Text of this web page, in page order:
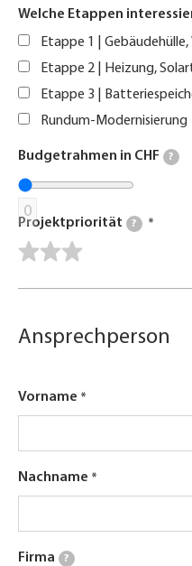
Welche Etappen
Etappe 1 |
Etappe 2 | Heizung,
Etappe 3 |
Rundum-Modernisierung
Budgetrahmen in CHF ?
0
Projektpriorität ?
Ansprechperson
Vorname
Nachname
Firma ?